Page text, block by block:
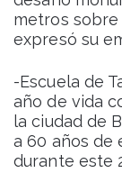
metros sobre
expresó su
-Escuela de
año de vida
la ciudad de
a 60 años de
durante este